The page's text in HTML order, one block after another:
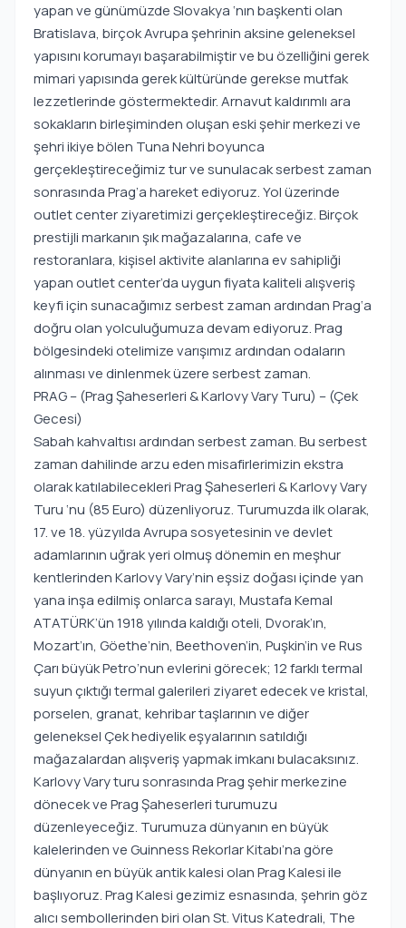
yapan ve günümüzde Slovakya ‘nın başkenti olan
Bratislava, birçok Avrupa şehrinin aksine geleneksel
yapısını korumayı başarabilmiştir ve bu özelliğini gerek
mimari yapısında gerek kültüründe gerekse mutfak
lezzetlerinde göstermektedir. Arnavut kaldırımlı ara
sokakların birleşiminden oluşan eski şehir merkezi ve
şehri ikiye bölen Tuna Nehri boyunca
gerçekleştireceğimiz tur ve sunulacak serbest zaman
sonrasında Prag’a hareket ediyoruz. Yol üzerinde
outlet center ziyaretimizi gerçekleştireceğiz. Birçok
prestijli markanın şık mağazalarına, cafe ve
restoranlara, kişisel aktivite alanlarına ev sahipliği
yapan outlet center’da uygun fiyata kaliteli alışveriş
keyfi için sunacağımız serbest zaman ardından Prag‘a
doğru olan yolculuğumuza devam ediyoruz. Prag
bölgesindeki otelimize varışımız ardından odaların
alınması ve dinlenmek üzere serbest zaman.
PRAG – (Prag Şaheserleri & Karlovy Vary Turu) – (Çek
Gecesi)
Sabah kahvaltısı ardından serbest zaman. Bu serbest
zaman dahilinde arzu eden misafirlerimizin ekstra
olarak katılabilecekleri Prag Şaheserleri & Karlovy Vary
Turu ‘nu (85 Euro) düzenliyoruz. Turumuzda ilk olarak,
17. ve 18. yüzyılda Avrupa sosyetesinin ve devlet
adamlarının uğrak yeri olmuş dönemin en meşhur
kentlerinden Karlovy Vary’nin eşsiz doğası içinde yan
yana inşa edilmiş onlarca sarayı, Mustafa Kemal
ATATÜRK’ün 1918 yılında kaldığı oteli, Dvorak’ın,
Mozart’ın, Göethe’nin, Beethoven’in, Puşkin’in ve Rus
Çarı büyük Petro’nun evlerini görecek; 12 farklı termal
suyun çıktığı termal galerileri ziyaret edecek ve kristal,
porselen, granat, kehribar taşlarının ve diğer
geleneksel Çek hediyelik eşyalarının satıldığı
mağazalardan alışveriş yapmak imkanı bulacaksınız.
Karlovy Vary turu sonrasında Prag şehir merkezine
dönecek ve Prag Şaheserleri turumuzu
düzenleyeceğiz. Turumuza dünyanın en büyük
kalelerinden ve Guinness Rekorlar Kitabı’na göre
dünyanın en büyük antik kalesi olan Prag Kalesi ile
başlıyoruz. Prag Kalesi gezimiz esnasında, şehrin göz
alıcı sembollerinden biri olan St. Vitus Katedrali, The